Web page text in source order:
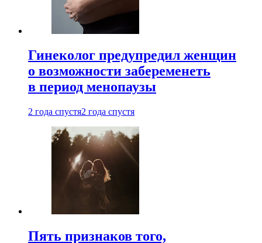
Гинеколог предупредил женщин
о возможности забеременеть
в период менопаузы
2 года спустя2 года спустя
Пять признаков того,